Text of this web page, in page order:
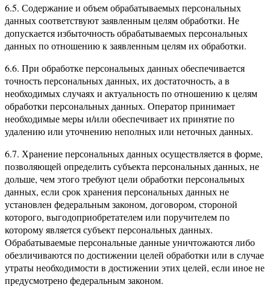
6.5. Содержание и объем обрабатываемых персональных
данных соответствуют заявленным целям обработки. Не
допускается избыточность обрабатываемых персональных
данных по отношению к заявленным целям их обработки.
6.6. При обработке персональных данных обеспечивается
точность персональных данных, их достаточность, а в
необходимых случаях и актуальность по отношению к целям
обработки персональных данных. Оператор принимает
необходимые меры и/или обеспечивает их принятие по
удалению или уточнению неполных или неточных данных.
6.7. Хранение персональных данных осуществляется в форме,
позволяющей определить субъекта персональных данных, не
дольше, чем этого требуют цели обработки персональных
данных, если срок хранения персональных данных не
установлен федеральным законом, договором, стороной
которого, выгодоприобретателем или поручителем по
которому является субъект персональных данных.
Обрабатываемые персональные данные уничтожаются либо
обезличиваются по достижении целей обработки или в случае
утраты необходимости в достижении этих целей, если иное не
предусмотрено федеральным законом.